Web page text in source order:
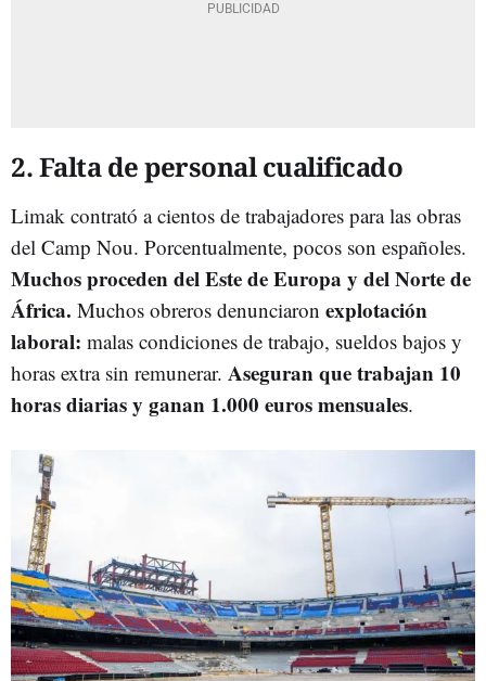
2. Falta de personal cualificado
Limak contrató a cientos de trabajadores para las obras
del Camp Nou. Porcentualmente, pocos son españoles.
Muchos proceden del Este de Europa y del Norte de
África. Muchos obreros denunciaron explotación
laboral: malas condiciones de trabajo, sueldos bajos y
horas extra sin remunerar. Aseguran que trabajan 10
horas diarias y ganan 1.000 euros mensuales.